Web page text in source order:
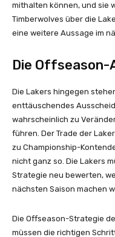
mithalten können, und sie
Timberwolves über die
eine weitere Aussage im
Die Offseason-
Die Lakers hingegen
enttäuschendes
wahrscheinlich zu
führen. Der Trade der
zu Championship-
nicht ganz so. Die Lakers
Strategie neu bewerten,
nächsten Saison machen
Die Offseason-Strategie
müssen die richtigen